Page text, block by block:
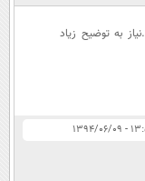
به توضیح زیاد
۰۶/۰۹